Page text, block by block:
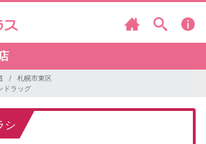
札幌市東区
ドラッグ
シ